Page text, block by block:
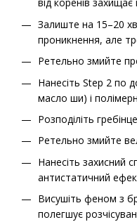
від коренів
Залиште на 15–20
проникнення, але
Ретельно змийте
Нанесіть Step 2 по
масло ши) і
Розподіліть
Ретельно змийте
Нанесіть захисний
антистатичний
Висушіть феном з
полегшує